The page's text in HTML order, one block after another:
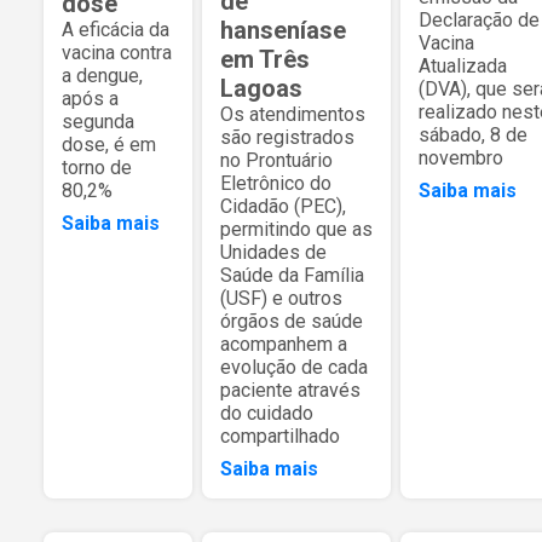
A eficácia da
vacina contra
a dengue,
após a
segunda
dose, é em
torno de
80,2%
Saiba mais
hanseníase
em Três
Lagoas
Os atendimentos
são registrados
no Prontuário
Eletrônico do
Cidadão (PEC),
permitindo que as
Unidades de
Saúde da Família
(USF) e outros
órgãos de saúde
acompanhem a
evolução de cada
paciente através
do cuidado
compartilhado
Saiba mais
Declaração de
Vacina
Atualizada
(DVA), que
realizado
sábado, 8 de
novembro
Saiba mais